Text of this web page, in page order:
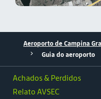
Aeroporto de Campina
Guia do aeroporto
Achados & Perdidos
Relato AVSEC